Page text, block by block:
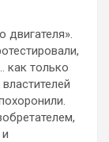
двигателя».
как только